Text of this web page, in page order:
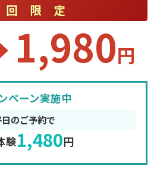
回限定
1,980円
ペーン実施中
のご予約で
験1,480円